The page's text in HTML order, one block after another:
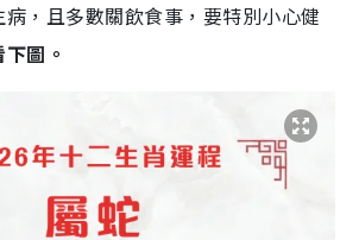
，且多數關飲食事，要特別小心健
圖。